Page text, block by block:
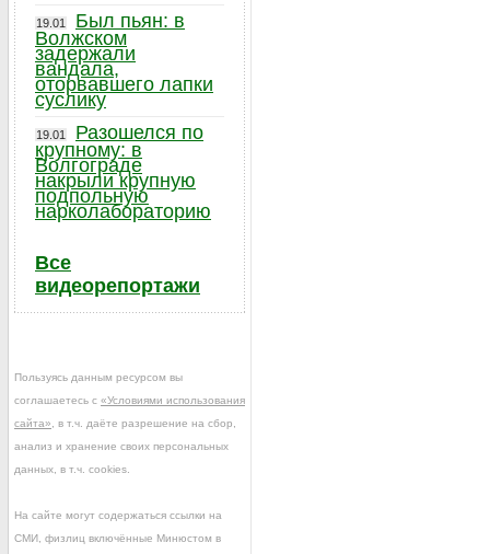
19.01
Был пьян: в
Волжском
задержали
вандала,
оторвавшего лапки
суслику
19.01
Разошелся по
крупному: в
Волгограде
накрыли крупную
подпольную
нарколабораторию
Все
видеорепортажи
Пользуясь данным ресурсом вы
соглашаетесь с «Условиями использования
сайта» , в т.ч. даёте разрешение на сбор,
анализ и хранение своих персональных
данных, в т.ч. cookies.
На сайте могут содержаться ссылки на
СМИ, физлиц включённые Минюстом в